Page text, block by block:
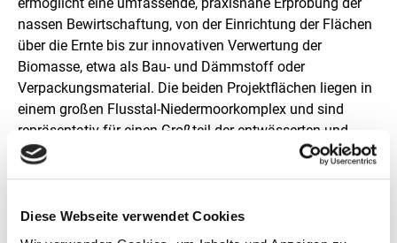
Diese Webseite verwendet Cookies
nassen Bewirtschaftung, von der Einrichtung der Flächen
über die Ernte bis zur innovativen Verwertung der
Biomasse, etwa als Bau- und Dämmstoff oder
Verpackungsmaterial. Die beiden Projektflächen liegen in
einem großen Flusstal-Niedermoorkomplex und sind
repräsentativ für einen Großteil der entwässerten und
intensiv genutzten Moorböden in Nordostdeutschland.
forstwirtschaftliche Nutzung meist entwässert. Mehr als